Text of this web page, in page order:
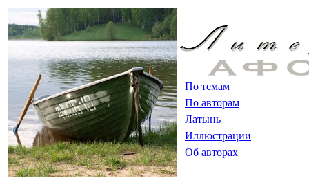
По темам
По авторам
Латынь
Иллюстрации
Об авторах